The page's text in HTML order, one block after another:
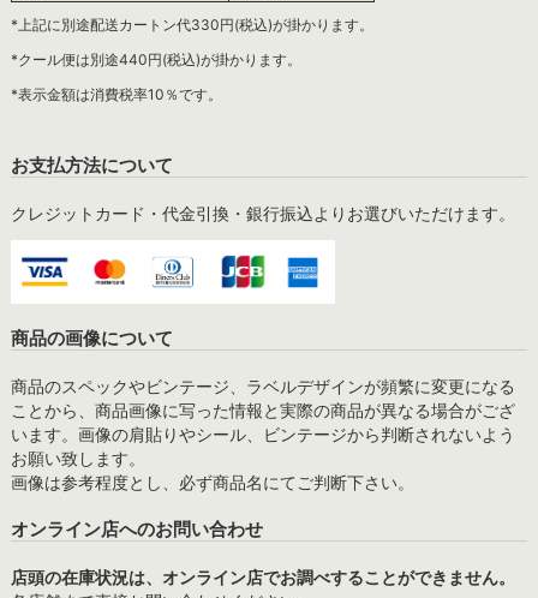
*上記に別途配送カートン代330円(税込)が掛かります。
*クール便は別途440円(税込)が掛かります。
*表示金額は消費税率10％です。
お支払方法について
クレジットカード・代金引換・銀行振込よりお選びいただけます。
商品の画像について
商品のスペックやビンテージ、ラベルデザインが頻繁に変更になる
ことから、商品画像に写った情報と実際の商品が異なる場合がござ
います。画像の肩貼りやシール、ビンテージから判断されないよう
お願い致します。
画像は参考程度とし、必ず商品名にてご判断下さい。
オンライン店へのお問い合わせ
店頭の在庫状況は、オンライン店でお調べすることができません。